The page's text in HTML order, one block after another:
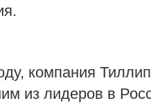
компания
из лидеров в